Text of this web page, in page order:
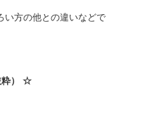
い方の他との違いなどで
粋） ☆